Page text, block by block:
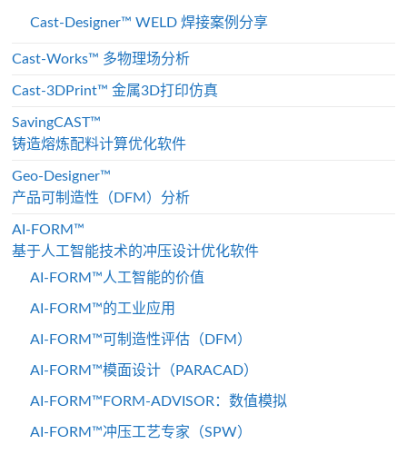
Cast-Designer™ WELD 焊接案例分享
Cast-Works™ 多物理场分析
Cast-3DPrint™ 金属3D打印仿真
SavingCAST™
铸造熔炼配料计算优化软件
Geo-Designer™
产品可制造性（DFM）分析
AI-FORM™
基于人工智能技术的冲压设计优化软件
AI-FORM™人工智能的价值
AI-FORM™的工业应用
AI-FORM™可制造性评估（DFM）
AI-FORM™模面设计（PARACAD）
AI-FORM™FORM-ADVISOR：数值模拟
AI-FORM™冲压工艺专家（SPW）